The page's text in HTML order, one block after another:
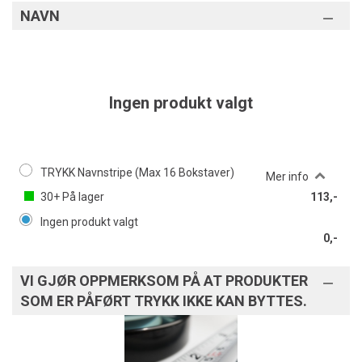
NAVN
Ingen produkt valgt
TRYKK Navnstripe (Max 16 Bokstaver)
Mer info
30+ På lager
113,-
Ingen produkt valgt
0,-
VI GJØR OPPMERKSOM PÅ AT PRODUKTER
SOM ER PÅFØRT TRYKK IKKE KAN BYTTES.